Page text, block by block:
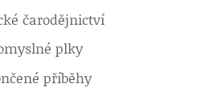
čarodějnictví
plky
příběhy